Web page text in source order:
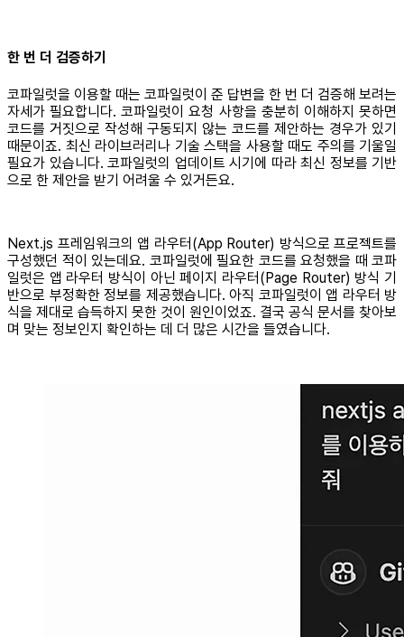
한 번 더 검증하기
코파일럿을 이용할 때는 코파일럿이 준 답변을 한 번 더 검증해 보려는
자세가 필요합니다. 코파일럿이 요청 사항을 충분히 이해하지 못하면
코드를 거짓으로 작성해 구동되지 않는 코드를 제안하는 경우가 있기
때문이죠. 최신 라이브러리나 기술 스택을 사용할 때도 주의를 기울일
필요가 있습니다. 코파일럿의 업데이트 시기에 따라 최신 정보를 기반
으로 한 제안을 받기 어려울 수 있거든요.
Next.js 프레임워크의 앱 라우터(App Router) 방식으로 프로젝트를
구성했던 적이 있는데요. 코파일럿에 필요한 코드를 요청했을 때 코파
일럿은 앱 라우터 방식이 아닌 페이지 라우터(Page Router) 방식 기
반으로 부정확한 정보를 제공했습니다. 아직 코파일럿이 앱 라우터 방
식을 제대로 습득하지 못한 것이 원인이었죠. 결국 공식 문서를 찾아보
며 맞는 정보인지 확인하는 데 더 많은 시간을 들였습니다.